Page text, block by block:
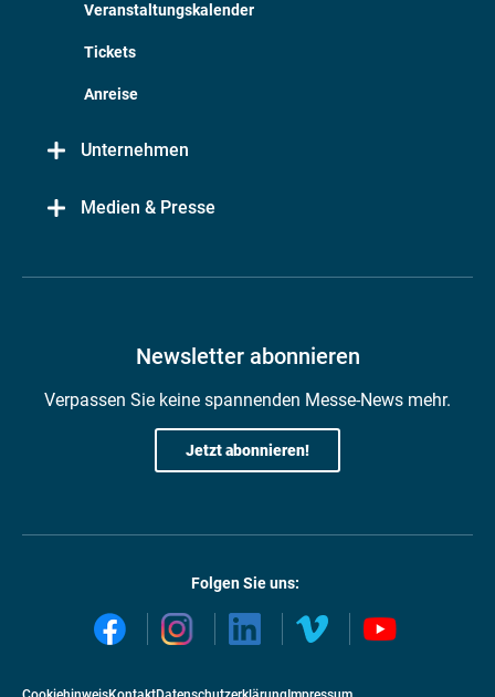
Veranstaltungskalender
Tickets
Anreise
Unternehmen
Medien & Presse
Newsletter abonnieren
Verpassen Sie keine spannenden Messe-News mehr.
Jetzt abonnieren!
Folgen Sie uns: